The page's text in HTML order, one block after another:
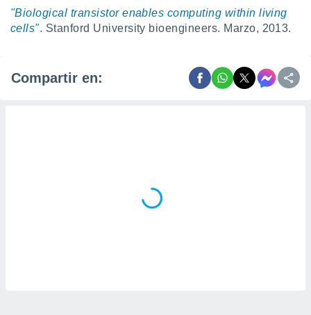
"Biological transistor enables computing within living
cells". Stanford University bioengineers. Marzo, 2013.
Compartir en: